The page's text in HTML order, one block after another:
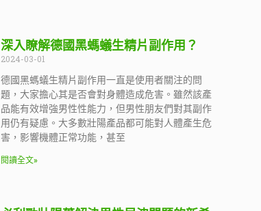
深入瞭解德國黑螞蟻生精片副作用？
2024-03-01
德國黑螞蟻生精片副作用一直是使用者關注的問
題，大家擔心其是否會對身體造成危害。雖然該產
品能有效增強男性性能力，但男性朋友們對其副作
用仍有疑慮。大多數壯陽產品都可能對人體產生危
害，影響機體正常功能，甚至
閱讀全文»